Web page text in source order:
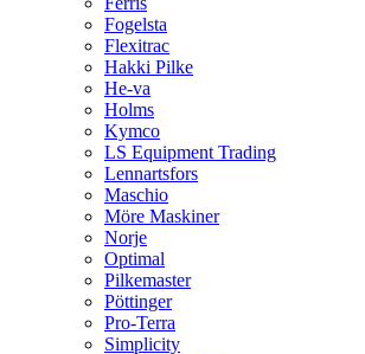
Fogelsta
Flexitrac
Hakki Pilke
He-va
Holms
Kymco
LS Equipment Trading
Lennartsfors
Maschio
Möre Maskiner
Norje
Optimal
Pilkemaster
Pöttinger
Pro-Terra
Simplicity